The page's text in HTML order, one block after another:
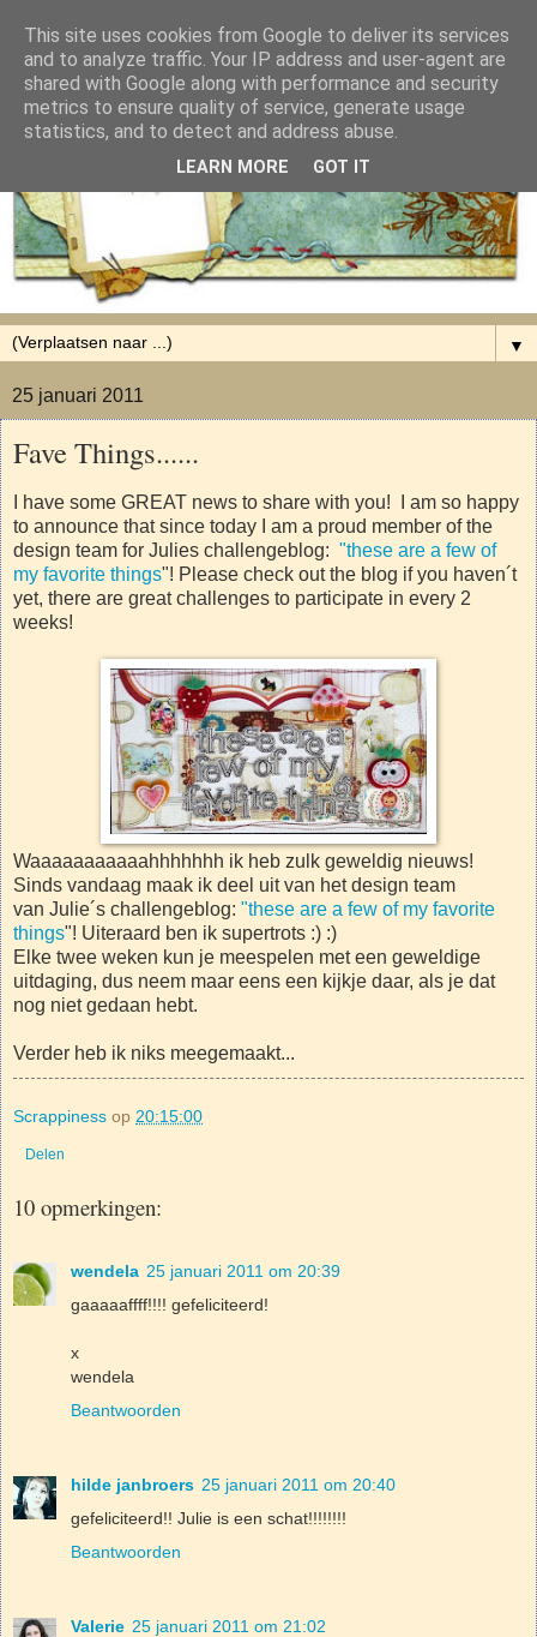
▼
25 januari 2011
Fave Things......
I have some GREAT news to share with you! I am so happy
to announce that since today I am a proud member of the
design team for Julies challengeblog: "these are a few of
my favorite things"! Please check out the blog if you haven´t
yet, there are great challenges to participate in every 2
weeks!
Waaaaaaaaaaahhhhhhh ik heb zulk geweldig nieuws!
Sinds vandaag maak ik deel uit van het design team
van Julie´s challengeblog: "these are a few of my favorite
things"! Uiteraard ben ik supertrots :) :)
Elke twee weken kun je meespelen met een geweldige
uitdaging, dus neem maar eens een kijkje daar, als je dat
nog niet gedaan hebt.
Verder heb ik niks meegemaakt...
Scrappiness op 20:15:00
Delen
10 opmerkingen:
wendela 25 januari 2011 om 20:39
gaaaaaffff!!!! gefeliciteerd!
x
wendela
Beantwoorden
hilde janbroers 25 januari 2011 om 20:40
gefeliciteerd!! Julie is een schat!!!!!!!!
Beantwoorden
Valerie 25 januari 2011 om 21:02
This site uses cookies from Google to deliver its services
and to analyze traffic. Your IP address and user-agent are
shared with Google along with performance and security
metrics to ensure quality of service, generate usage
statistics, and to detect and address abuse.
LEARN MORE GOT IT